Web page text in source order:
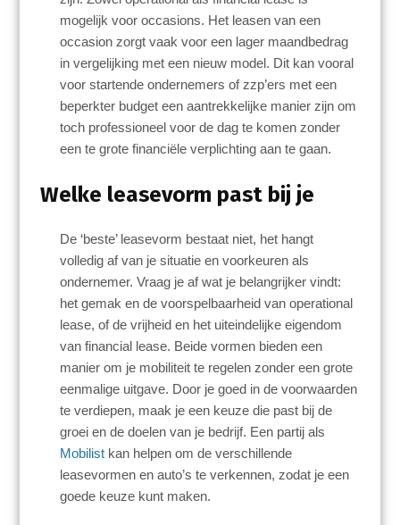
mogelijk voor occasions. Het leasen van een
occasion zorgt vaak voor een lager maandbedrag
in vergelijking met een nieuw model. Dit kan vooral
voor startende ondernemers of zzp’ers met een
beperkter budget een aantrekkelijke manier zijn om
toch professioneel voor de dag te komen zonder
een te grote financiële verplichting aan te gaan.
Welke leasevorm past bij je
De ‘beste’ leasevorm bestaat niet, het hangt
volledig af van je situatie en voorkeuren als
ondernemer. Vraag je af wat je belangrijker vindt:
het gemak en de voorspelbaarheid van operational
lease, of de vrijheid en het uiteindelijke eigendom
van financial lease. Beide vormen bieden een
manier om je mobiliteit te regelen zonder een grote
eenmalige uitgave. Door je goed in de voorwaarden
te verdiepen, maak je een keuze die past bij de
groei en de doelen van je bedrijf. Een partij als
Mobilist kan helpen om de verschillende
leasevormen en auto’s te verkennen, zodat je een
goede keuze kunt maken.